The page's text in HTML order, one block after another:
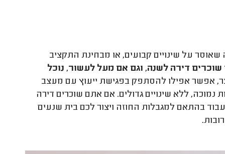
על שינויים קבועים, או מבחינת התקציב
שוכרים דירה לשנה, וגם אם מעל לעשור, נוכל
אפשר אפילו להסתפק בפגישת ייעוץ עם מעצב
נמוכה, ללא שינויים גדולים. אם אתם שוכרים דירה
בהתאם למגבלות החוזה ויצור לכם בית שנעים
.